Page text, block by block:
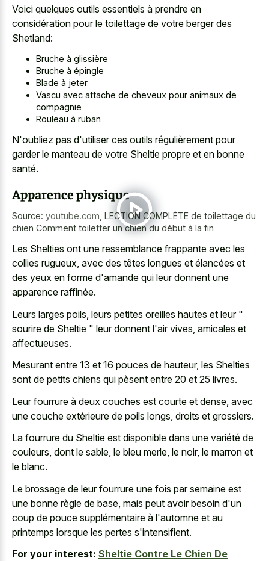
Voici quelques outils essentiels à prendre en
considération pour le toilettage de votre berger des
Shetland:
Bruche à glissière
Bruche à épingle
Blade à jeter
Vascu avec attache de cheveux pour animaux de
compagnie
Rouleau à ruban
N'oubliez pas d'utiliser ces outils régulièrement pour
garder le manteau de votre Sheltie propre et en bonne
santé.
Apparence physique
Source: youtube.com LECTION COMPLÈTE de toilettage du
chien Comment toiletter un chien du début à la fin
Les Shelties ont une ressemblance frappante avec les
collies rugueux, avec des têtes longues et élancées et
des yeux en forme d'amande qui leur donnent une
apparence raffinée.
Leurs larges poils, leurs petites oreilles hautes et leur "
sourire de Sheltie " leur donnent l'air vives, amicales et
affectueuses.
Mesurant entre 13 et 16 pouces de hauteur, les Shelties
sont de petits chiens qui pèsent entre 20 et 25 livres.
Leur fourrure à deux couches est courte et dense, avec
une couche extérieure de poils longs, droits et grossiers.
La fourrure du Sheltie est disponible dans une variété de
couleurs, dont le sable, le bleu merle, le noir, le marron et
le blanc.
Le brossage de leur fourrure une fois par semaine est
une bonne règle de base, mais peut avoir besoin d'un
coup de pouce supplémentaire à l'automne et au
printemps lorsque les pertes s'intensifient.
For your interest: Sheltie Contre Le Chien De